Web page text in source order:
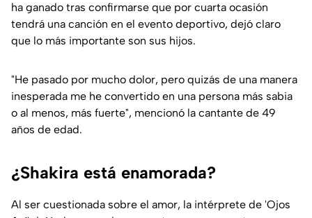
ha ganado tras confirmarse que por cuarta ocasión
tendrá una canción en el evento deportivo, dejó claro
que lo más importante son sus hijos.
"He pasado por mucho dolor, pero quizás de una manera
inesperada me he convertido en una persona más sabia
o al menos, más fuerte", mencionó la cantante de 49
años de edad.
¿Shakira está enamorada?
Al ser cuestionada sobre el amor, la intérprete de 'Ojos